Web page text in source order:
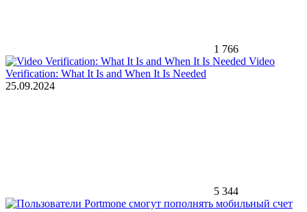
1 766
Video
Verification: What It Is and When It Is Needed
25.09.2024
5 344